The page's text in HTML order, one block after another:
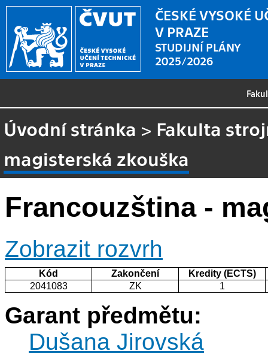
ČESKÉ VYSOKÉ
V PRAZE
STUDIJNÍ PLÁNY
2025/2026
Úvodní stránka > Fakulta
magisterská zkouška
Francouzština -
Zobrazit rozvrh
Kód Zakončení
Kredity (ECTS)
2041083
ZK 1
Garant předmětu:
Dušana Jirovská